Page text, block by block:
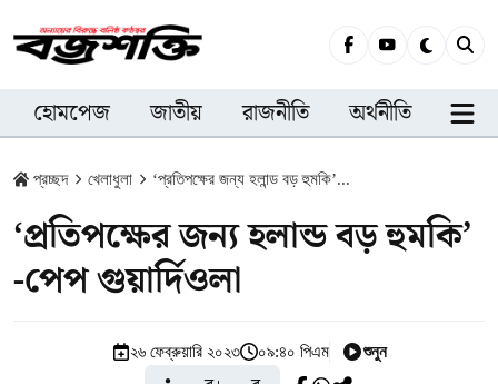
হোমপেজ জাতীয় রাজনীতি অর্থনীতি
প্রচ্ছদ খেলাধুলা ‘প্রতিপক্ষের জন্য হলান্ড বড় হুমকি’...
‘প্রতিপক্ষের জন্য হলান্ড বড় হুমকি’
-পেপ গুয়ার্দিওলা
২৬ ফেব্রুয়ারি ২০২৩ ০৯:৪০ পিএম শুনুন